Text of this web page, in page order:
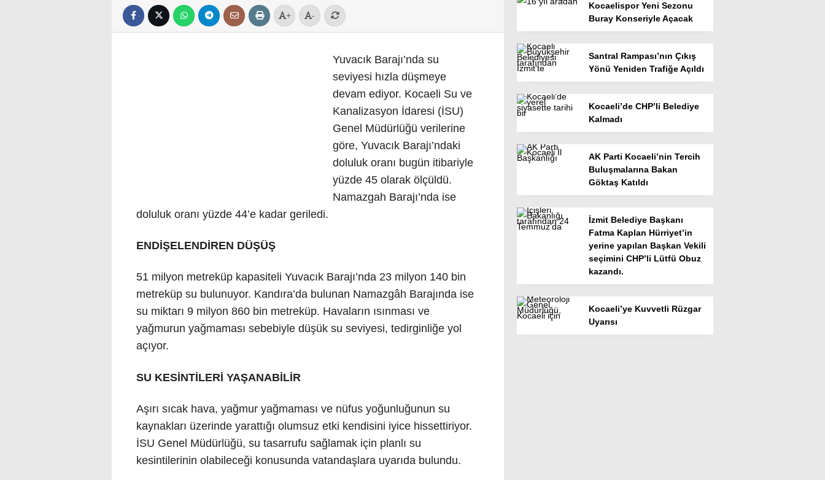
+ -
Yuvacık Barajı’nda su
seviyesi hızla düşmeye
devam ediyor. Kocaeli Su ve
Kanalizasyon İdaresi (İSU)
Genel Müdürlüğü verilerine
göre, Yuvacık Barajı’ndaki
doluluk oranı bugün itibariyle
yüzde 45 olarak ölçüldü.
Namazgah Barajı’nda ise
doluluk oranı yüzde 44’e kadar geriledi.
ENDİŞELENDİREN DÜŞÜŞ
51 milyon metreküp kapasiteli Yuvacık Barajı’nda 23 milyon 140 bin
metreküp su bulunuyor. Kandıra’da bulunan Namazgâh Barajında ise
su miktarı 9 milyon 860 bin metreküp. Havaların ısınması ve
yağmurun yağmaması sebebiyle düşük su seviyesi, tedirginliğe yol
açıyor.
SU KESİNTİLERİ YAŞANABİLİR
Aşırı sıcak hava, yağmur yağmaması ve nüfus yoğunluğunun su
kaynakları üzerinde yarattığı olumsuz etki kendisini iyice hissettiriyor.
İSU Genel Müdürlüğü, su tasarrufu sağlamak için planlı su
kesintilerinin olabileceği konusunda vatandaşlara uyarıda bulundu.
Kocaelispor Yeni Sezonu
Buray Konseriyle Açacak
Santral Rampası’nın Çıkış
Yönü Yeniden Trafiğe Açıldı
Kocaeli’de CHP’li Belediye
Kalmadı
AK Parti Kocaeli’nin Tercih
Buluşmalarına Bakan
Göktaş Katıldı
İzmit Belediye Başkanı
Fatma Kaplan Hürriyet’in
yerine yapılan Başkan Vekili
seçimini CHP’li Lütfü Obuz
kazandı.
Kocaeli’ye Kuvvetli Rüzgar
Uyarısı